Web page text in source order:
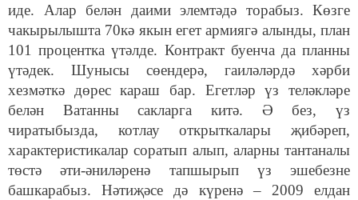
иде. Алар белән даими элемтәдә торабыз. Көзге
чакырылышта 70кә якын егет армиягә алынды, план
101 процентка үтәлде. Контракт буенча да планны
үтәдек. Шунысы сөендерә, гаиләләрдә хәрби
хезмәткә дөрес караш бар. Егетләр үз теләкләре
белән Ватанны сакларга китә. Ә без, үз
чиратыбызда, котлау открыткалары җибәреп,
характеристикалар соратып алып, аларны тантаналы
төстә әти-әниләренә тапшырып үз эшебезне
башкарабыз. Нәтиҗәсе дә күренә – 2009 елдан